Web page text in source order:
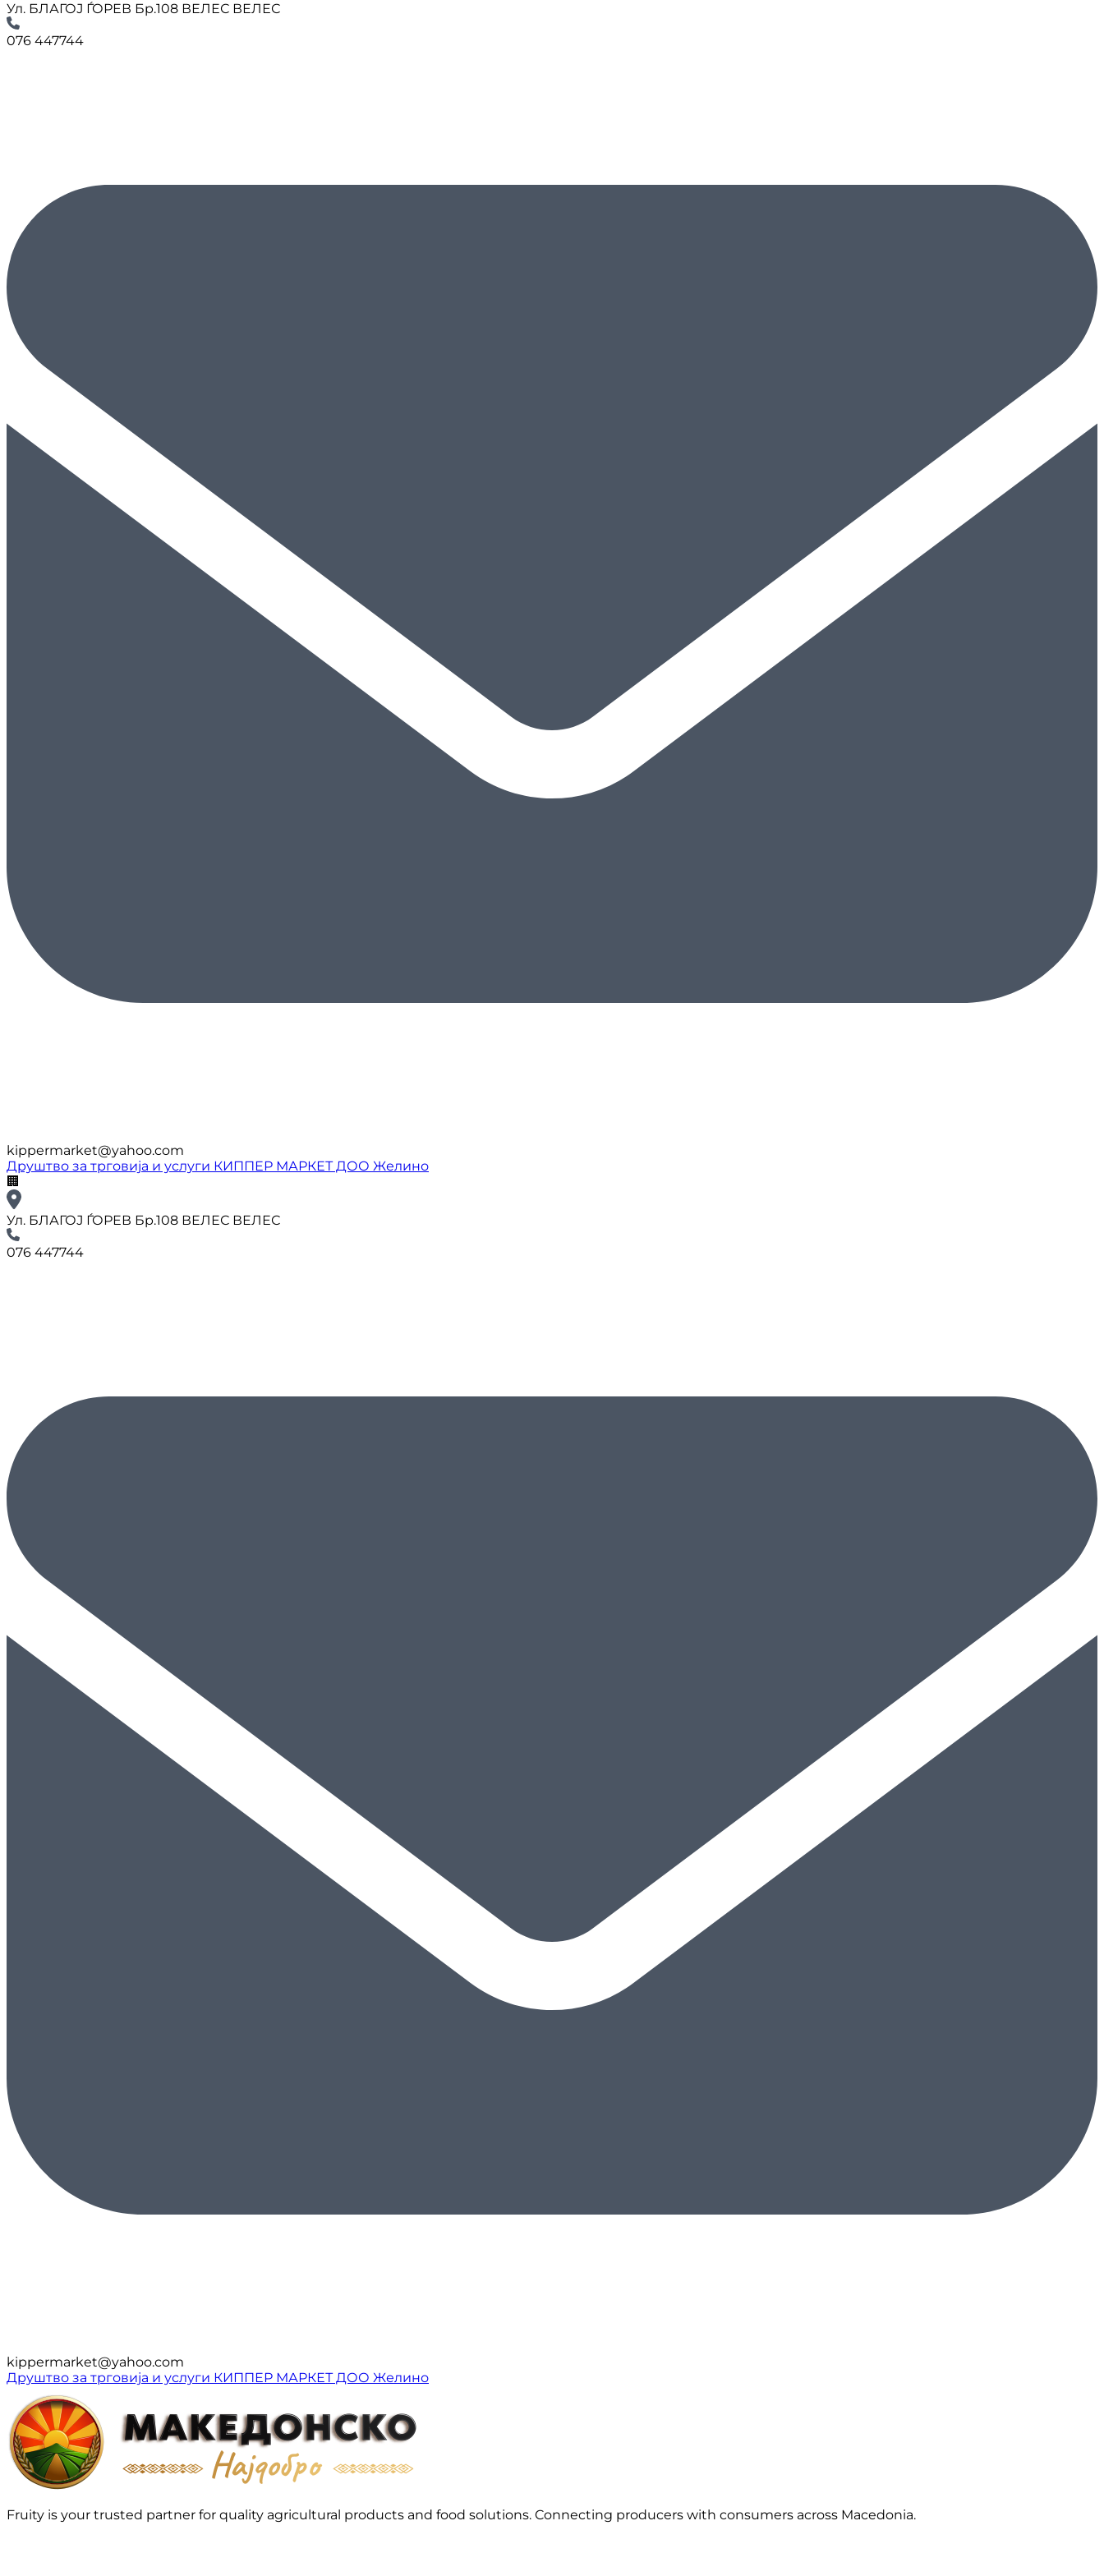
Ул. БЛАГОЈ ЃОРЕВ Бр.108 ВЕЛЕС ВЕЛЕС
076 447744
kippermarket@yahoo.com
Друштво за трговија и услуги КИППЕР МАРКЕТ ДОО Желино
🏢
Ул. БЛАГОЈ ЃОРЕВ Бр.108 ВЕЛЕС ВЕЛЕС
076 447744
kippermarket@yahoo.com
Друштво за трговија и услуги КИППЕР МАРКЕТ ДОО Желино
Fruity is your trusted partner for quality agricultural products and food solutions. Connecting producers with consumers across Macedonia.